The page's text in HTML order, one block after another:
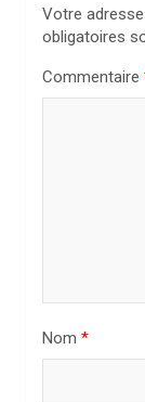
Votre
obligatoires
Commentaire
Nom *